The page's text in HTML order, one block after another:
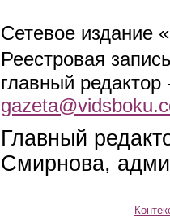
Сетевое издание
Реестровая
главный
Главный
Смирнова,